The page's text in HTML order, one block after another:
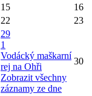
15
16
22 23
29
1
Vodácký maškarní
rej na Ohři
Zobrazit všechny
záznamy ze dne
30